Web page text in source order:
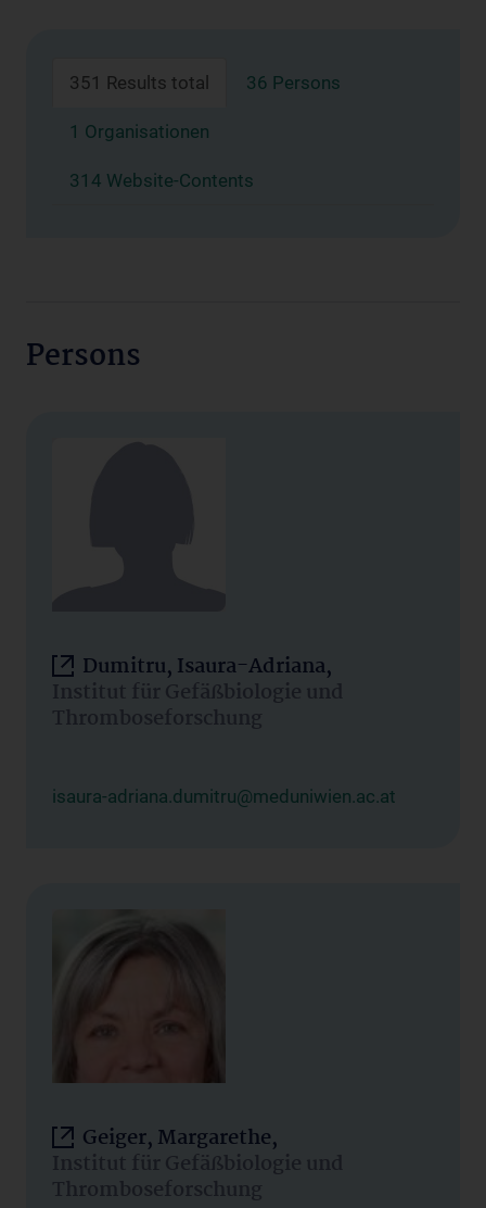
351 Results total 36 Persons
1 Organisationen
314 Website-Contents
Persons
Dumitru, Isaura-Adriana,
Institut für Gefäßbiologie und
Thromboseforschung
isaura-adriana.dumitru@meduniwien.ac.at
Geiger, Margarethe,
Institut für Gefäßbiologie und
Thromboseforschung